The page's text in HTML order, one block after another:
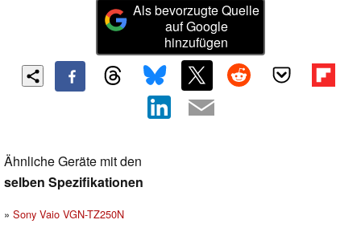
Als bevorzugte Quelle
auf Google
hinzufügen
Ähnliche Geräte mit den
selben Spezifikationen
Sony Vaio VGN-TZ250N